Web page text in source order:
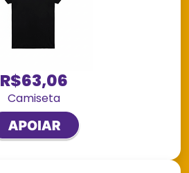
R$63,06
Camiseta